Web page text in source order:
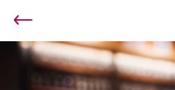
Retour